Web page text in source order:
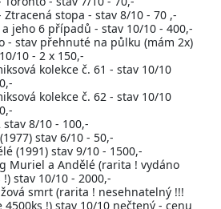
Ztracená stopa - stav 8/10 - 70 ,-
jeho 6 případů - stav 10/10 - 400,-
- stav přehnuté na půlku (mám 2x)
10 - 2 x 150,-
kolekce č. 61 - stav 10/10
kolekce č. 62 - stav 10/10
stav 8/10 - 100,-
stav 6/10 - 50,-
(1991) stav 9/10 - 1500,-
Muriel a Andělé (rarita ! vydáno
stav 10/10 - 2000,-
smrt (rarita ! nesehnatelný !!!
4500ks !) stav 10/10 nečtený - cenu